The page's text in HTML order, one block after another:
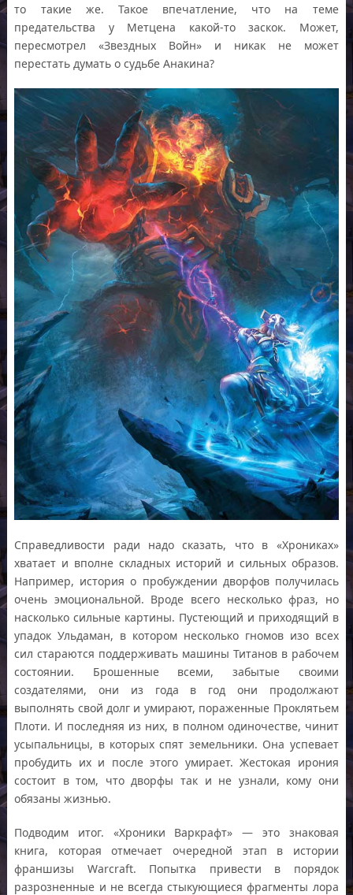
то такие же. Такое впечатление, что на теме
предательства у Метцена какой-то заскок. Может,
пересмотрел «Звездных Войн» и никак не может
перестать думать о судьбе Анакина?
Справедливости ради надо сказать, что в «Хрониках»
хватает и вполне складных историй и сильных образов.
Например, история о пробуждении дворфов получилась
очень эмоциональной. Вроде всего несколько фраз, но
насколько сильные картины. Пустеющий и приходящий в
упадок Ульдаман, в котором несколько гномов изо всех
сил стараются поддерживать машины Титанов в рабочем
состоянии. Брошенные всеми, забытые своими
создателями, они из года в год они продолжают
выполнять свой долг и умирают, пораженные Проклятьем
Плоти. И последняя из них, в полном одиночестве, чинит
усыпальницы, в которых спят земельники. Она успевает
пробудить их и после этого умирает. Жестокая ирония
состоит в том, что дворфы так и не узнали, кому они
обязаны жизнью.
Подводим итог. «Хроники Варкрафт» — это знаковая
книга, которая отмечает очередной этап в истории
франшизы Warcraft. Попытка привести в порядок
разрозненные и не всегда стыкующиеся фрагменты лора